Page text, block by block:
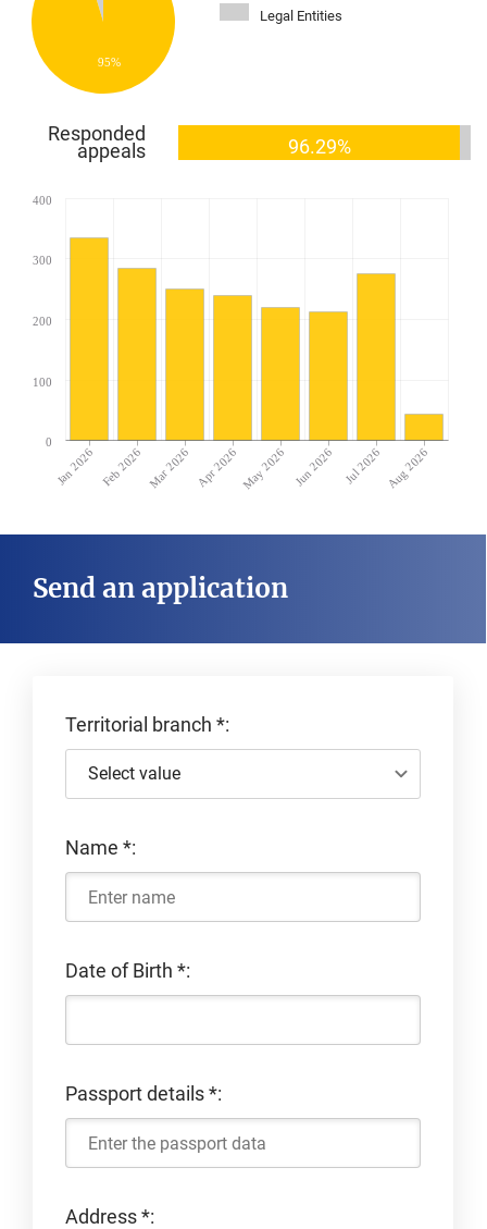
95%
Legal Entities
Responded
appeals 96.29%
Jan 2026 Feb 2026 Mar 2026 Apr 2026 May 2026 Jun 2026 Jul 2026 Aug 2026
0
100
200
300
400
Send an application
Territorial branch *:
Select value
Name *:
Date of Birth *:
Passport details*:
Address*: